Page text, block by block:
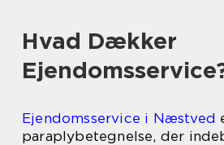
Hvad Dækker
Ejendomsservice i Næstved
paraplybetegnelse, der